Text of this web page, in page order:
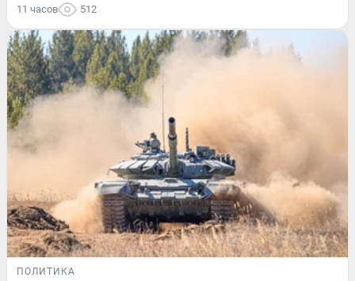
11 часов 512
ПОЛИТИКА